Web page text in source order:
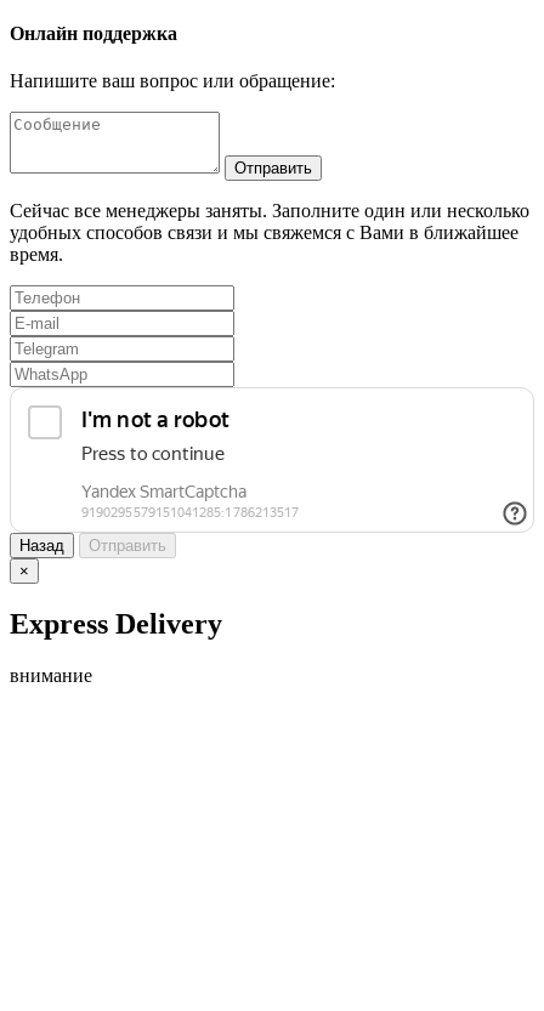
Онлайн поддержка
Напишите ваш вопрос или обращение:
Отправить
Сейчас все менеджеры заняты. Заполните один или несколько
удобных способов связи и мы свяжемся с Вами в ближайшее
время.
Назад
Отправить
×
Express Delivery
внимание